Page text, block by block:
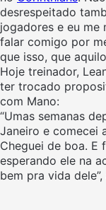
desrespeitado
jogadores e eu me
falar comigo por
que isso, que
Hoje treinador,
ter trocado
com Mano:
“Umas semanas
Janeiro e comecei
Cheguei de boa. E
esperando ele na
bem pra vida